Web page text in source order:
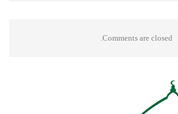
Comments are closed.